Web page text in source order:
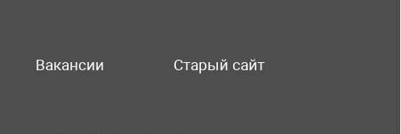
Вакансии Старый сайт